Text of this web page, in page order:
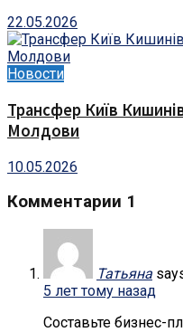
22.05.2026
Новости
Трансфер Київ
Молдови
10.05.2026
Комментарии 1
Татьяна
5 лет тому назад
Составьте бизнес-